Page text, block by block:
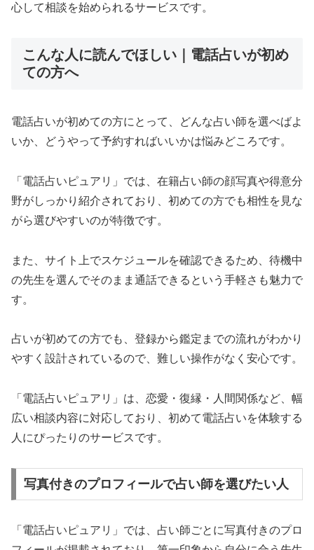
心して相談を始められるサービスです。
こんな人に読んでほしい｜電話占いが初め
ての方へ
電話占いが初めての方にとって、どんな占い師を選べばよ
いか、どうやって予約すればいいかは悩みどころです。
「電話占いピュアリ」では、在籍占い師の顔写真や得意分
野がしっかり紹介されており、初めての方でも相性を見な
がら選びやすいのが特徴です。
また、サイト上でスケジュールを確認できるため、待機中
の先生を選んでそのまま通話できるという手軽さも魅力で
す。
占いが初めての方でも、登録から鑑定までの流れがわかり
やすく設計されているので、難しい操作がなく安心です。
「電話占いピュアリ」は、恋愛・復縁・人間関係など、幅
広い相談内容に対応しており、初めて電話占いを体験する
人にぴったりのサービスです。
写真付きのプロフィールで占い師を選びたい人
「電話占いピュアリ」では、占い師ごとに写真付きのプロ